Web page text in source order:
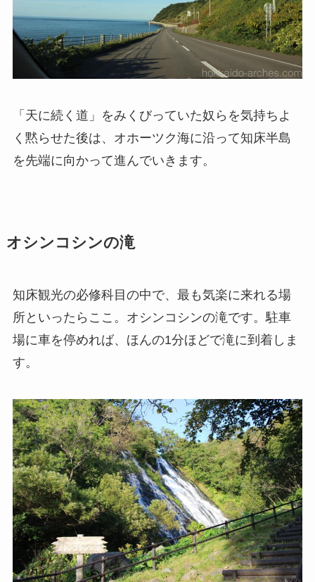
「天に続く道」をみくびっていた奴らを気持ちよ
く黙らせた後は、オホーツク海に沿って知床半島
を先端に向かって進んでいきます。
オシンコシンの滝
知床観光の必修科目の中で、最も気楽に来れる場
所といったらここ。オシンコシンの滝です。駐車
場に車を停めれば、ほんの1分ほどで滝に到着しま
す。